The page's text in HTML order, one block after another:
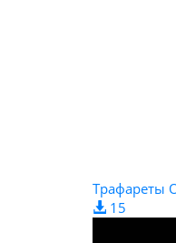
Трафареты
15